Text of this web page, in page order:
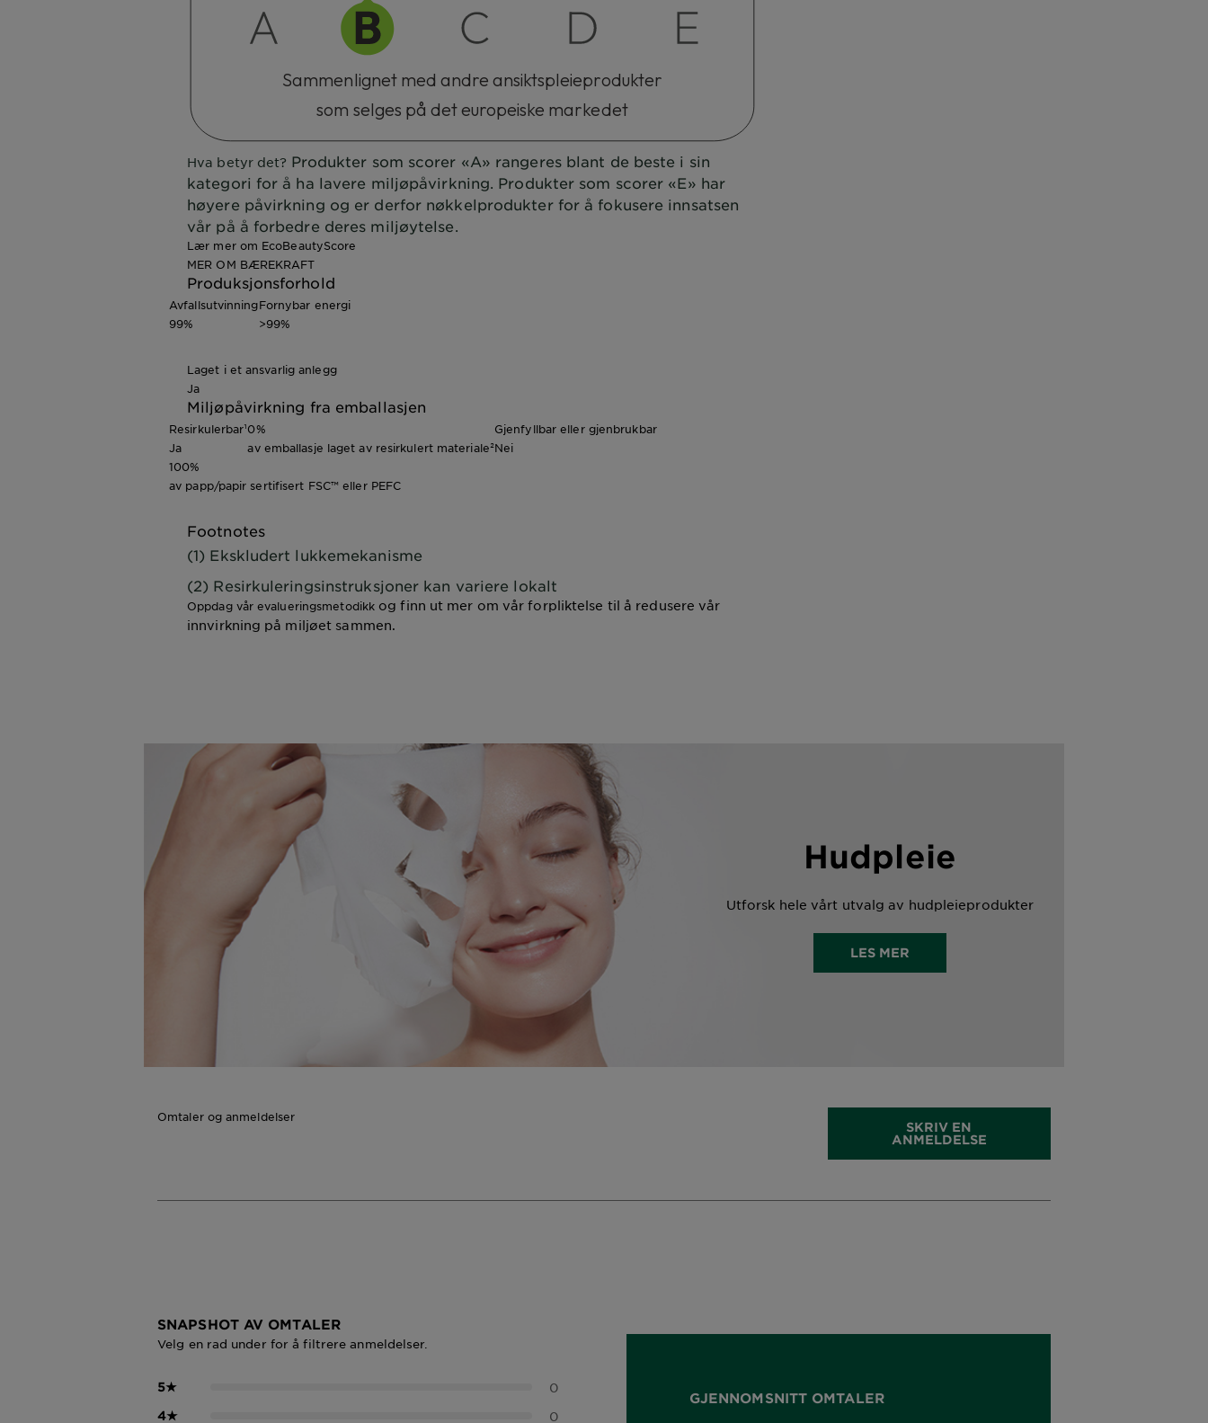
Sammenlignet med andre ansiktspleieprodukter
som selges på det europeiske markedet
Hva betyr det? Produkter som scorer «A» rangeres blant de beste i sin
kategori for å ha lavere miljøpåvirkning. Produkter som scorer «E» har
høyere påvirkning og er derfor nøkkelprodukter for å fokusere innsatsen
vår på å forbedre deres miljøytelse.
Lær mer om EcoBeautyScore
MER OM BÆREKRAFT
Produksjonsforhold
Avfallsutvinning
99%
Fornybar energi
>99%
Laget i et ansvarlig anlegg
Ja
Miljøpåvirkning fra emballasjen
Resirkulerbar¹
Ja
0%
av emballasje laget av resirkulert materiale²
Gjenfyllbar eller gjenbrukbar
Nei
100%
av papp/papir sertifisert FSC™ eller PEFC
Footnotes
(1) Ekskludert lukkemekanisme
(2) Resirkuleringsinstruksjoner kan variere lokalt
Oppdag vår evalueringsmetodikk og finn ut mer om vår forpliktelse til å redusere vår
innvirkning på miljøet sammen.
Hudpleie
Utforsk hele vårt utvalg av hudpleieprodukter
LES MER
Omtaler og anmeldelser
SKRIV EN
ANMELDELSE
SNAPSHOT AV OMTALER
Velg en rad under for å filtrere anmeldelser.
5★ 0
4★ 0
GJENNOMSNITT OMTALER